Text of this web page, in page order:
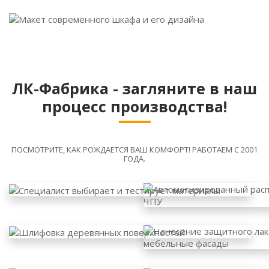
ЛК-Фабрика - загляните в наш
процесс производства!
ПОСМОТРИТЕ, КАК РОЖДАЕТСЯ ВАШ КОМФОРТ! РАБОТАЕМ С 2001
ГОДА.